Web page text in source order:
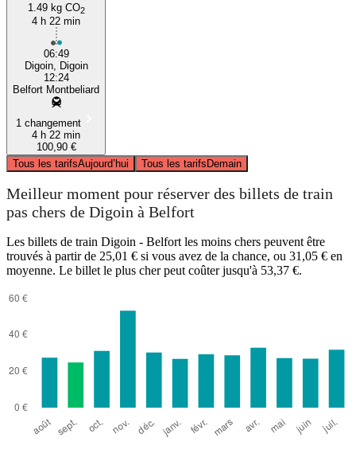
1.49 kg CO2
4 h 22 min
06:49
Digoin, Digoin
12:24
Belfort Montbeliard
1 changement
4 h 22 min
100,90 €
Tous les tarifsAujourd’hui Tous les tarifsDemain
Meilleur moment pour réserver des billets de train
pas chers de Digoin à Belfort
Les billets de train Digoin - Belfort les moins chers peuvent être
trouvés à partir de 25,01 € si vous avez de la chance, ou 31,05 € en
moyenne. Le billet le plus cher peut coûter jusqu'à 53,37 €.